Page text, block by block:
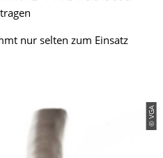
nur selten zum Einsatz
© VGA